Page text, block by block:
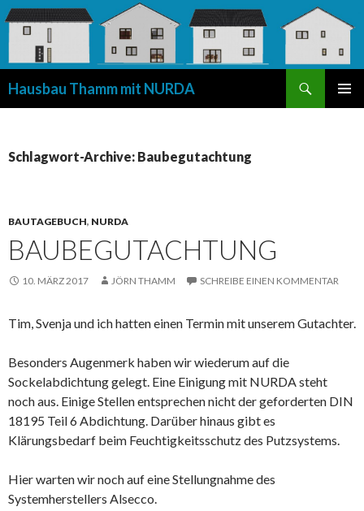
Hausbau Thamm mit NURDA
Schlagwort-Archive: Baubegutachtung
BAUTAGEBUCH, NURDA
BAUBEGUTACHTUNG
10. MÄRZ 2017 JÖRN THAMM SCHREIBE EINEN KOMMENTAR
Tim, Svenja und ich hatten einen Termin mit unserem Gutachter.
Besonders Augenmerk haben wir wiederum auf die
Sockelabdichtung gelegt. Eine Einigung mit NURDA steht
noch aus. Einige Stellen entsprechen nicht der geforderten DIN
18195 Teil 6 Abdichtung. Darüber hinaus gibt es
Klärungsbedarf beim Feuchtigkeitsschutz des Putzsystems.
Hier warten wir noch auf eine Stellungnahme des
Systemherstellers Alsecco.